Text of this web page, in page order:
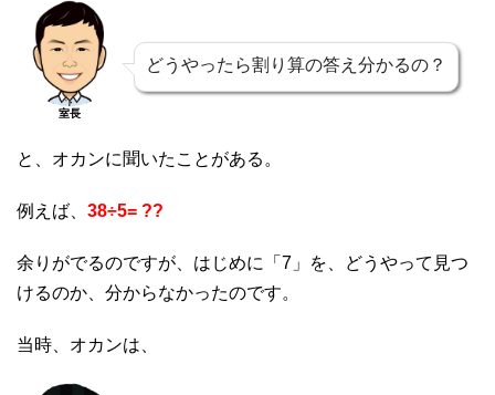
室長
どうやったら割り算の答え分かるの？
と、オカンに聞いたことがある。
例えば、 38÷5= ??
余りがでるのですが、はじめに「7」を、どうやって見つ
けるのか、分からなかったのです。
当時、オカンは、